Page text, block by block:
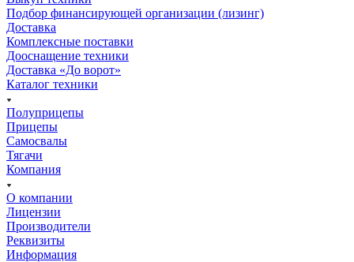
Подбор финансирующей организации (лизинг)
Доставка
Комплексные поставки
Дооснащение техники
Доставка «До ворот»
Каталог техники
Полуприцепы
Прицепы
Самосвалы
Тягачи
Компания
О компании
Лицензии
Производители
Реквизиты
Информация